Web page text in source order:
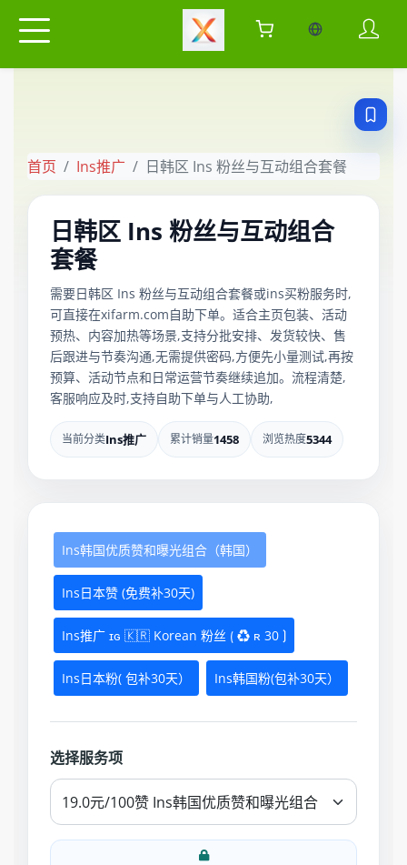
当前语言：中
首页 Ins推广 日韩区 Ins 粉丝与互动组合套餐
日韩区 Ins 粉丝与互动组合
套餐
需要日韩区 Ins 粉丝与互动组合套餐或ins买粉服务时,
可直接在xifarm.com自助下单。适合主页包装、活动
预热、内容加热等场景,支持分批安排、发货较快、售
后跟进与节奏沟通,无需提供密码,方便先小量测试,再按
预算、活动节点和日常运营节奏继续追加。流程清楚,
客服响应及时,支持自助下单与人工协助,
当前分类Ins推广 累计销量1458 浏览热度5344
Ins韩国优质赞和曝光组合（韩国）
Ins日本赞 (免费补30天)
Ins推广 ɪɢ 🇰🇷 Korean 粉丝 ⟮ ♻ ʀ 30 ⟯
Ins日本粉( 包补30天） Ins韩国粉(包补30天）
选择服务项